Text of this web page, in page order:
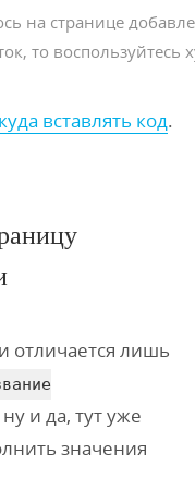
на странице
то воспользуйтесь
куда вставлять код.
отличается лишь
ну и да, тут уже
значения